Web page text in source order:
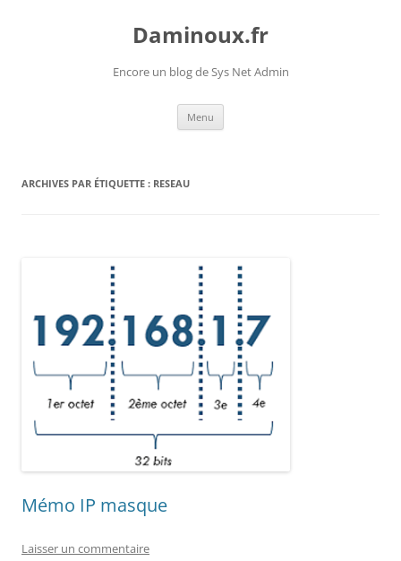
Daminoux.fr
Encore un blog de Sys Net Admin
Menu
ARCHIVES PAR ÉTIQUETTE : RESEAU
Mémo IP masque
Laisser un commentaire